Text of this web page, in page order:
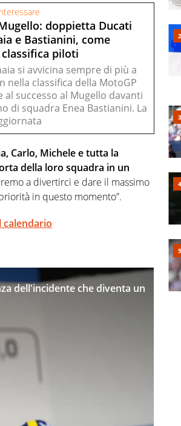
doppietta Ducati
e Bastianini, come
piloti
si avvicina sempre di più a
nella classifica della MotoGP
al successo al Mugello davanti
di squadra Enea Bastianini. La
Carlo, Michele e tutta la
della loro squadra in un
a divertirci e dare il massimo
in questo momento”.
calendario
dell'incidente che diventa un